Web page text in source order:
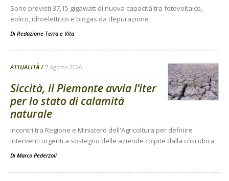
Sono previsti 37,15 gigawatt di nuova capacità tra fotovoltaico,
eolico, idroelettrico e biogas da depurazione
Di Redazione Terra e Vita
ATTUALITÀ 7 Agosto 2026
Siccità, il Piemonte avvia l’iter
per lo stato di calamità
naturale
Incontri tra Regione e Ministero dell'Agricoltura per definire
interventi urgenti a sostegno delle aziende colpite dalla crisi idrica
Di Marco Pederzoli